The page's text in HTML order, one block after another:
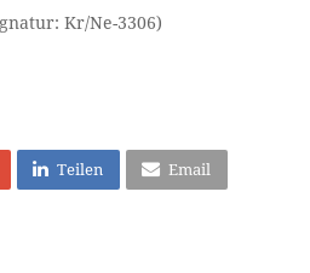
Kr/Ne-3306)
Teilen Email